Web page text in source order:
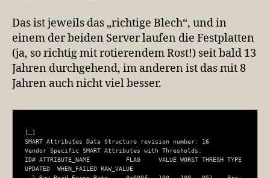
Das ist jeweils das „richtige Blech“, und in
einem der beiden Server laufen die Festplatten
(ja, so richtig mit rotierendem Rost!) seit bald 13
Jahren durchgehend, im anderen ist das mit 8
Jahren auch nicht viel besser.
[…]
SMART Attributes Data Structure revision number: 16
Vendor Specific SMART Attributes with Thresholds:
ID# ATTRIBUTE_NAME          FLAG     VALUE WORST THRESH TYPE
UPDATED  WHEN_FAILED RAW_VALUE